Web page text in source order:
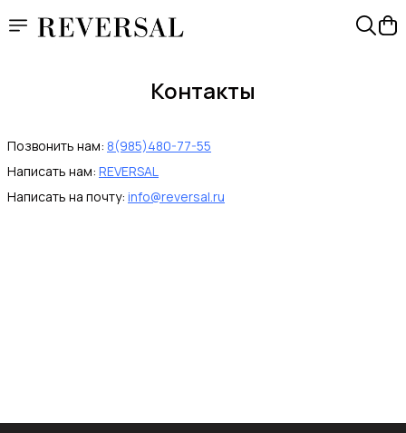
Контакты
Позвонить нам: 8(985)480-77-55
Написать нам: REVERSAL
Написать на почту: info@reversal.ru